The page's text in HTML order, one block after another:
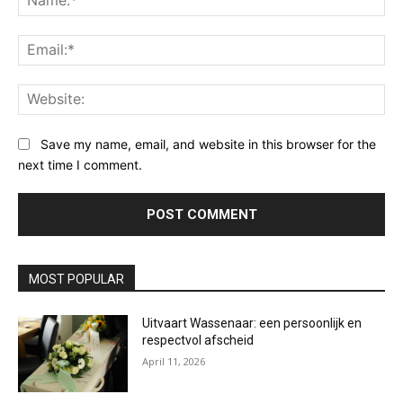
Save my name, email, and website in this browser for the
next time I comment.
MOST POPULAR
Uitvaart Wassenaar: een persoonlijk en
respectvol afscheid
April 11, 2026